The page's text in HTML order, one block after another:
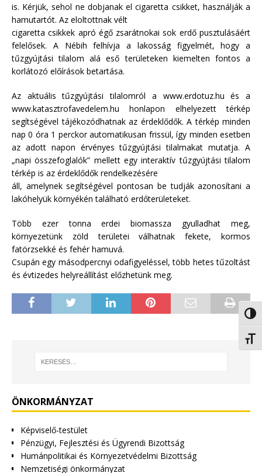
is. Kérjük, sehol ne dobjanak el cigaretta csikket, használják a
hamutartót. Az eloltottnak vélt
cigaretta csikkek apró égő zsarátnokai sok erdő pusztulásáért
felelősek. A Nébih felhívja a lakosság figyelmét, hogy a
tűzgyújtási tilalom alá eső területeken kiemelten fontos a
korlátozó előírások betartása.
Az aktuális tűzgyújtási tilalomról a www.erdotuz.hu és a
www.katasztrofavedelem.hu honlapon elhelyezett térkép
segítségével tájékozódhatnak az érdeklődők. A térkép minden
nap 0 óra 1 perckor automatikusan frissül, így minden esetben
az adott napon érvényes tűzgyújtási tilalmakat mutatja. A
„napi összefoglalók” mellett egy interaktív tűzgyújtási tilalom
térkép is az érdeklődők rendelkezésére
áll, amelynek segítségével pontosan be tudják azonosítani a
lakóhelyük környékén található erdőterületeket.
Több ezer tonna erdei biomassza gyulladhat meg,
környezetünk zöld területei válhatnak fekete, kormos
fatörzsekké és fehér hamuvá.
Csupán egy másodpercnyi odafigyeléssel, több hetes tűzoltást
és évtizedes helyreállítást előzhetünk meg.
ÖNKORMÁNYZAT
Képviselő-testület
Pénzügyi, Fejlesztési és Ügyrendi Bizottság
Humánpolitikai és Környezetvédelmi Bizottság
Nemzetiségi önkormányzat